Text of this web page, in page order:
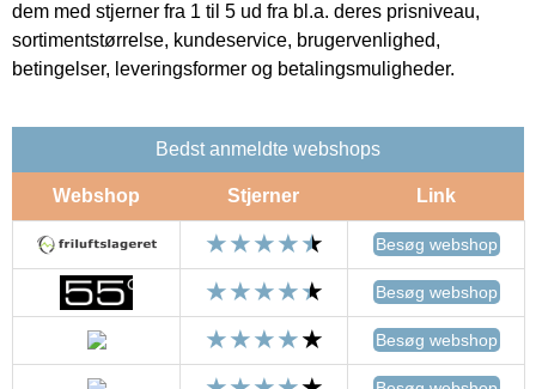
dem med stjerner fra 1 til 5 ud fra bl.a. deres prisniveau,
sortimentstørrelse, kundeservice, brugervenlighed,
betingelser, leveringsformer og betalingsmuligheder.
Bedst anmeldte webshops
Webshop Stjerner Link
Besøg webshop
Besøg webshop
Besøg webshop